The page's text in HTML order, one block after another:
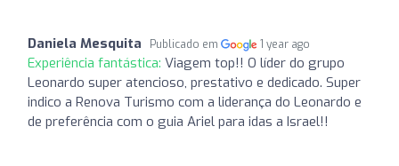
Daniela Mesquita Publicado em 1 year ago
Experiência fantástica: Viagem top!! O líder do grupo
Leonardo super atencioso, prestativo e dedicado. Super
indico a Renova Turismo com a liderança do Leonardo e
de preferência com o guia Ariel para idas a Israel!!